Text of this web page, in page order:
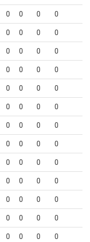
0 0 0 0
0 0 0 0
0 0 0 0
0 0 0 0
0 0 0 0
0 0 0 0
0 0 0 0
0 0 0 0
0 0 0 0
0 0 0 0
0 0 0 0
0 0 0 0
0 0 0 0